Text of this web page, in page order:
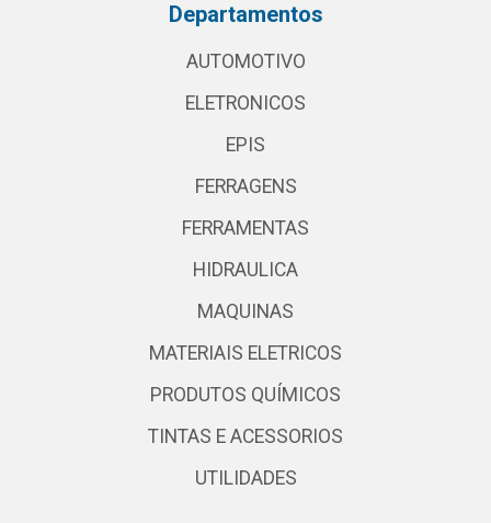
Departamentos
AUTOMOTIVO
ELETRONICOS
EPIS
FERRAGENS
FERRAMENTAS
HIDRAULICA
MAQUINAS
MATERIAIS ELETRICOS
PRODUTOS QUÍMICOS
TINTAS E ACESSORIOS
UTILIDADES